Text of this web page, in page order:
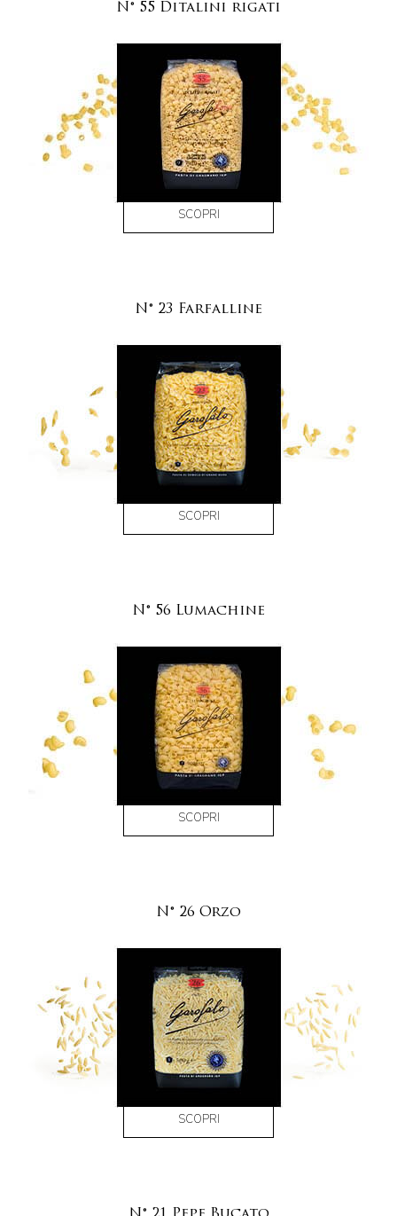
N° 55 Ditalini rigati
SCOPRI
N° 23 Farfalline
SCOPRI
N° 56 Lumachine
SCOPRI
N° 26 Orzo
SCOPRI